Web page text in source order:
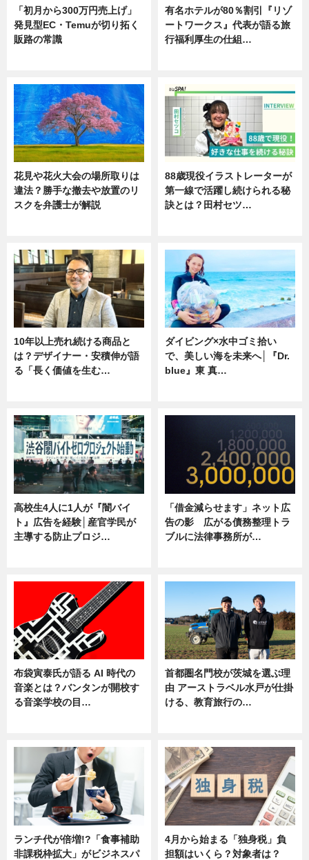
「初月から300万円売上げ」
発見型EC・Temuが切り拓く
販路の常識
有名ホテルが80％割引『リゾ
ートワークス』代表が語る旅
行福利厚生の仕組…
花見や花火大会の場所取りは
違法？勝手な撤去や放置のリ
スクを弁護士が解説
88歳現役イラストレーターが
第一線で活躍し続けられる秘
訣とは？田村セツ…
10年以上売れ続ける商品と
は？デザイナー・安積伸が語
る「長く価値を生む…
ダイビング×水中ゴミ拾い
で、美しい海を未来へ│『Dr.
blue』東 真…
高校生4人に1人が『闇バイ
ト』広告を経験│産官学民が
主導する防止プロジ…
「借金減らせます」ネット広
告の影 広がる債務整理トラ
ブルに法律事務所が…
布袋寅泰氏が語る AI 時代の
音楽とは？バンタンが開校す
る音楽学校の目…
首都圏名門校が茨城を選ぶ理
由 アーストラベル水戸が仕掛
ける、教育旅行の…
ランチ代が倍増!?「食事補助
非課税枠拡大」がビジネスパ
4月から始まる「独身税」負
担額はいくら？対象者は？